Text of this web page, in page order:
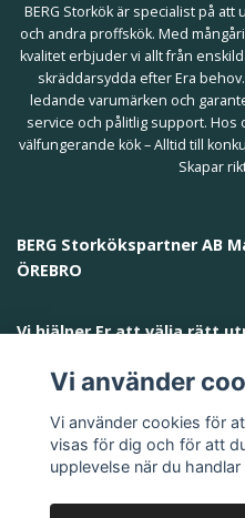
BERG Storkök är specialist på
och andra proffskök. Med
kvalitet erbjuder vi allt från
skräddarsydda efter Era
ledande varumärken och
service och pålitlig support.
välfungerande kök – Alltid till
Skapar
BERG Storkökspartner AB
ÖREBRO
Vi hjälper Er att välja rätt
Vi använder
Vi använder cookies för
visas för dig och för att
upplevelse när du